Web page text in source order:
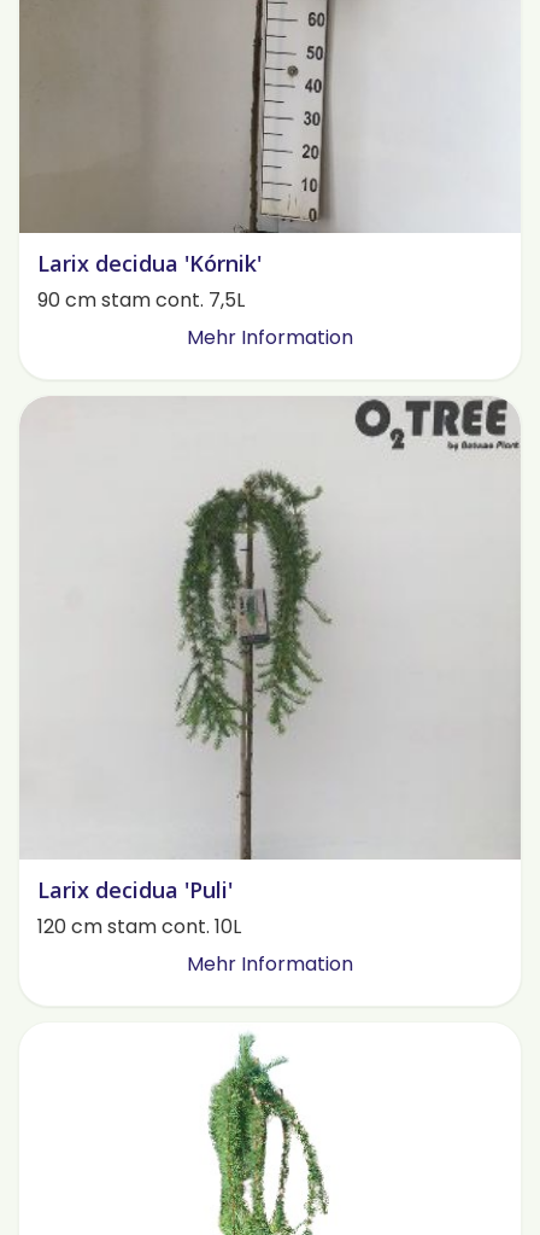
Larix decidua 'Kórnik'
90 cm stam cont. 7,5L
Mehr Information
Larix decidua 'Puli'
120 cm stam cont. 10L
Mehr Information